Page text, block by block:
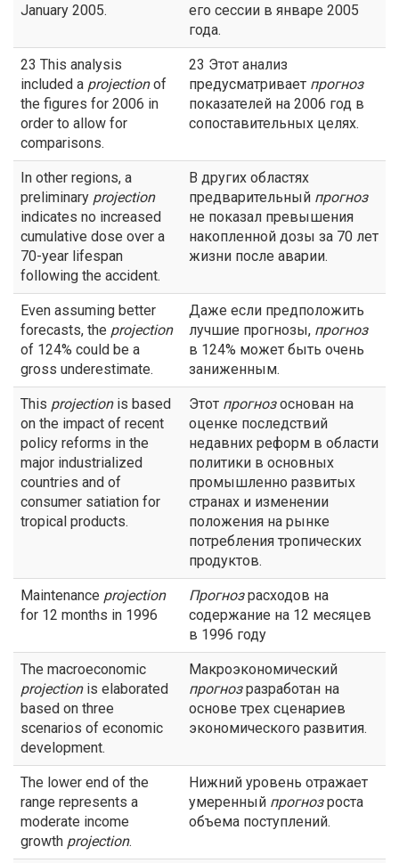
January 2005.
его сессии в январе 2005
года.
23 This analysis
included a projectionof
the figures for 2006 in
order to allow for
comparisons.
23 Этот анализ
предусматривает прогноз
показателей на 2006 год в
сопоставительных целях.
In other regions, a
preliminary projection
indicates no increased
cumulative dose over a
70-year lifespan
following the accident.
В других областях
предварительный прогноз
не показал превышения
накопленной дозы за 70 лет
жизни после аварии.
Even assuming better
forecasts, the projection
of 124% could be a
gross underestimate.
Даже если предположить
лучшие прогнозы, прогноз
в 124% может быть очень
заниженным.
This projectionis based
on the impact of recent
policy reforms in the
major industrialized
countries and of
consumer satiation for
tropical products.
Этот прогнозоснован на
оценке последствий
недавних реформ в области
политики в основных
промышленно развитых
странах и изменении
положения на рынке
потребления тропических
продуктов.
Maintenance projection
for 12 months in 1996
Прогнозрасходов на
содержание на 12 месяцев
в 1996 году
The macroeconomic
projectionis elaborated
based on three
scenarios of economic
development.
Макроэкономический
прогнозразработан на
основе трех сценариев
экономического развития.
The lower end of the
range represents a
moderate income
growth projection.
Нижний уровень отражает
умеренный прогнозроста
объема поступлений.